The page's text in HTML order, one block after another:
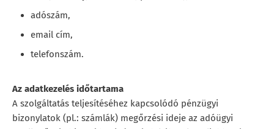
adószám,
email cím,
telefonszám.
Az adatkezelés időtartama
A szolgáltatás teljesítéséhez kapcsolódó pénzügyi
bizonylatok (pl.: számlák) megőrzési ideje az adóügyi